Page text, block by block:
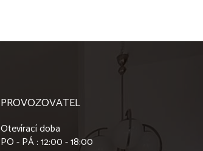
PROVOZOVATEL
Otevírací doba
PO - PÁ : 12:00 - 18:00